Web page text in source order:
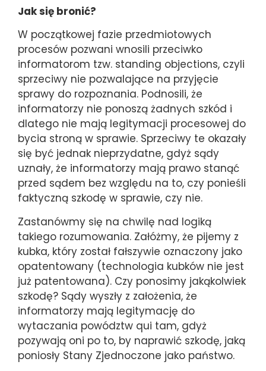
Jak się bronić?
W początkowej fazie przedmiotowych
procesów pozwani wnosili przeciwko
informatorom tzw. standing objections, czyli
sprzeciwy nie pozwalające na przyjęcie
sprawy do rozpoznania. Podnosili, że
informatorzy nie ponoszą żadnych szkód i
dlatego nie mają legitymacji procesowej do
bycia stroną w sprawie. Sprzeciwy te okazały
się być jednak nieprzydatne, gdyż sądy
uznały, że informatorzy mają prawo stanąć
przed sądem bez względu na to, czy ponieśli
faktyczną szkodę w sprawie, czy nie.
Zastanówmy się na chwilę nad logiką
takiego rozumowania. Załóżmy, że pijemy z
kubka, który został fałszywie oznaczony jako
opatentowany (technologia kubków nie jest
już patentowana). Czy ponosimy jakąkolwiek
szkodę? Sądy wyszły z założenia, że
informatorzy mają legitymację do
wytaczania powództw qui tam, gdyż
pozywają oni po to, by naprawić szkodę, jaką
poniosły Stany Zjednoczone jako państwo.